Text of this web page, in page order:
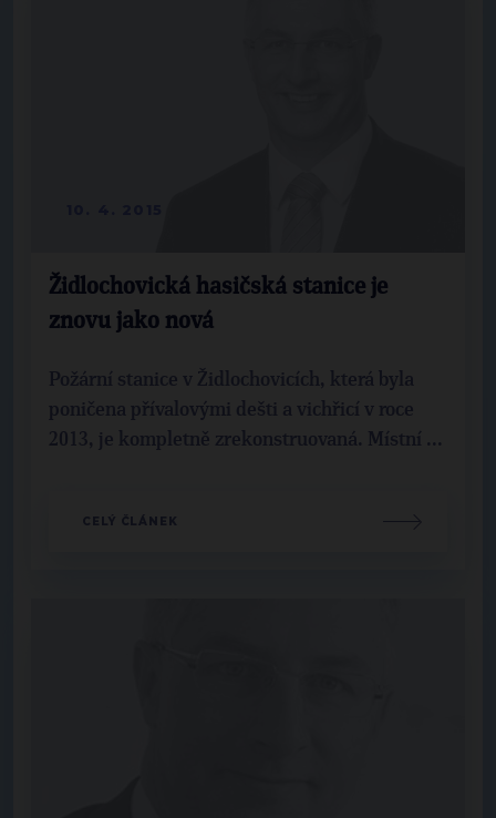
Židlochovická hasičská stanice je
znovu jako nová
Požární stanice v Židlochovicích, která byla
poničena přívalovými dešti a vichřicí v roce
2013, je kompletně zrekonstruovaná. Místní ...
CELÝ ČLÁNEK